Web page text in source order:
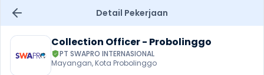
Detail Pekerjaan
Collection Officer - Probolinggo
PT SWAPRO INTERNASIONAL
Mayangan, Kota Probolinggo